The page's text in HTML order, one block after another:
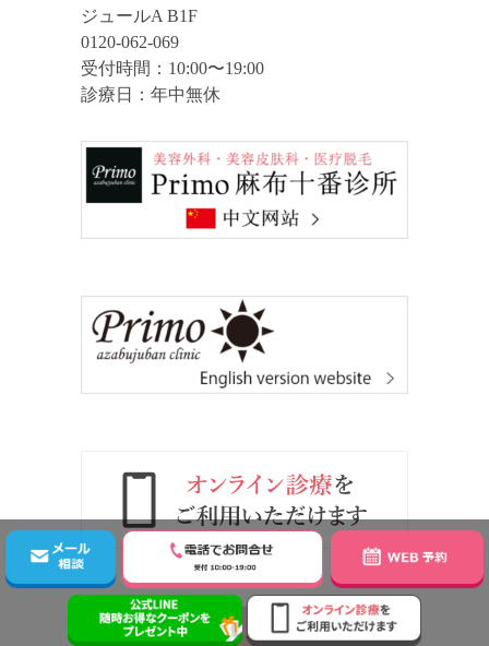
ジュールA B1F
0120-062-069
受付時間：10:00〜19:00
診療日：年中無休